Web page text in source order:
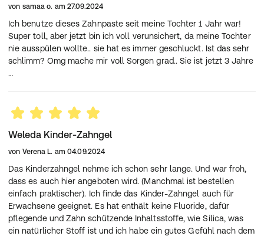
von samaa o. am 27.09.2024
Ich benutze dieses Zahnpaste seit meine Tochter 1 Jahr war!
Super toll, aber jetzt bin ich voll verunsichert, da meine Tochter
nie ausspülen wollte.. sie hat es immer geschluckt. Ist das sehr
schlimm? Omg mache mir voll Sorgen grad.. Sie ist jetzt 3 Jahre
…
Weleda Kinder-Zahngel
von Verena L. am 04.09.2024
Das Kinderzahngel nehme ich schon sehr lange. Und war froh,
dass es auch hier angeboten wird. (Manchmal ist bestellen
einfach praktischer). Ich finde das Kinder-Zahngel auch für
Erwachsene geeignet. Es hat enthält keine Fluoride, dafür
pflegende und Zahn schützende Inhaltsstoffe, wie Silica, was
ein natürlicher Stoff ist und ich habe ein gutes Gefühl nach dem